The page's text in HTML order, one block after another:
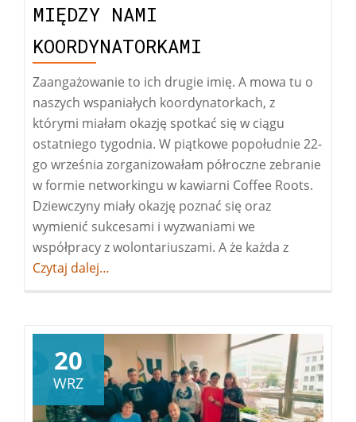
MIĘDZY NAMI
KOORDYNATORKAMI
Zaangażowanie to ich drugie imię. A mowa tu o
naszych wspaniałych koordynatorkach, z
którymi miałam okazję spotkać się w ciągu
ostatniego tygodnia. W piątkowe popołudnie 22-
go września zorganizowałam półroczne zebranie
w formie networkingu w kawiarni Coffee Roots.
Dziewczyny miały okazję poznać się oraz
wymienić sukcesami i wyzwaniami we
współpracy z wolontariuszami. A że każda z
Czytaj dalej…
20
WRZ